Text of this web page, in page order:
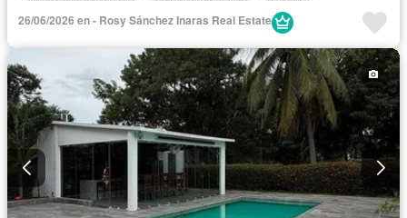
26/06/2026 en - Rosy Sánchez Inaras Real Estate